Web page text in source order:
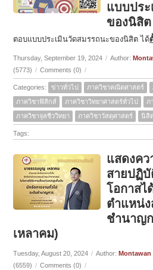
แบบประ
ของนิสิต
ตอบแบบประเมินวัดสมรรถนะของนิสิต ได้
Thursday, September 19, 2024 / Author:
(5773) / Comments (0) /
Categories: ข่าวทั่วไป ภาควิชาคณิตศาสตร์
ภาควิชาฟิสิกส์
ภาควิชาวิทยาศาสตร์ทั่วไป
ภ
ภาควิชาจุลชีววิทยา
ภาควิชาวัสดุศาสตร์ นิสิต
Tags:
แสดงค
สายปฏิบั
โอกาสไ
ตำแหน่
ชำนาญ
เหลาคม)
Tuesday, August 20, 2024 / Author:Montawan
(6559) / Comments (0) /